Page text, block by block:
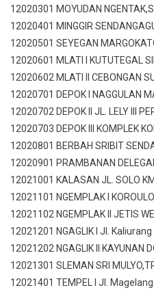
12020301 MOYUDAN
12020401 MINGGIR
12020501 SEYEGAN
12020601 MLATI I KUTUTEGAL
12020602 MLATI II CEBONGAN
12020701 DEPOK I NAGGULAN
12020702 DEPOK II JL. LELY III
12020703 DEPOK III KOMPLEK
12020801 BERBAH SRIBIT
12020901 PRAMBANAN
12021001 KALASAN JL. SOLO
12021101 NGEMPLAK I
12021102 NGEMPLAK II JETIS
12021201 NGAGLIK I Jl.
12021202 NGAGLIK II KAYUNAN
12021301 SLEMAN SRI
12021401 TEMPEL I Jl.